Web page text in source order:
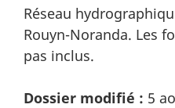
Réseau
Rouyn-Noranda. Les
pas inclus.
Dossier modifié : 5